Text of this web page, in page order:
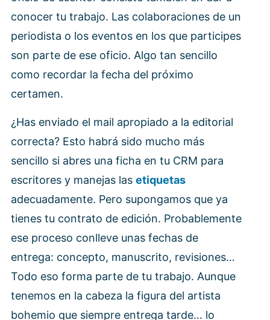
conocer tu trabajo. Las colaboraciones de un
periodista o los eventos en los que participes
son parte de ese oficio. Algo tan sencillo
como recordar la fecha del próximo
certamen.
¿Has enviado el mail apropiado a la editorial
correcta? Esto habrá sido mucho más
sencillo si abres una ficha en tu CRM para
escritores y manejas las etiquetas
adecuadamente. Pero supongamos que ya
tienes tu contrato de edición. Probablemente
ese proceso conlleve unas fechas de
entrega: concepto, manuscrito, revisiones…
Todo eso forma parte de tu trabajo. Aunque
tenemos en la cabeza la figura del artista
bohemio que siempre entrega tarde… lo